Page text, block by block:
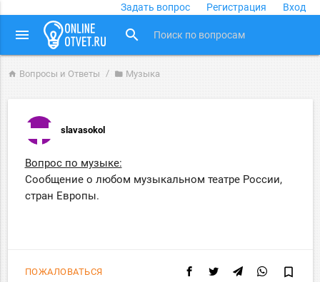
Задать вопрос Регистрация Вход
menu search
home Вопросы и Ответы folder Музыка
slavasokol
Вопрос по музыке:
Сообщение о любом музыкальном театре России,
стран Европы.
ПОЖАЛОВАТЬСЯ bookmark_border